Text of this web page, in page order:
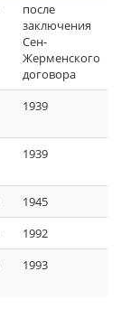
после
заключения
Сен-
Жерменского
договора
1939
1939
1945
1992
1993